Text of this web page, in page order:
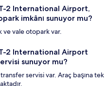
2 International Airport,
imkânı sunuyor mu?
ve vale otopark var.
2 International Airport
sunuyor mu?
servisi var. Araç başına tek